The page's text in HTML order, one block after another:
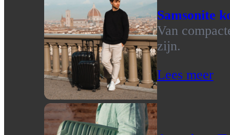
Samsonite
Van
zijn.
Lees meer